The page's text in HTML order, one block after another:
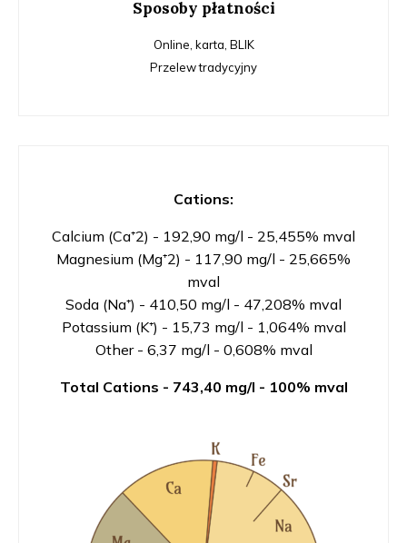
Sposoby płatności
Online, karta, BLIK
Przelew tradycyjny
Cations:
Calcium (Ca⁺2) - 192,90 mg/l - 25,455% mval
Magnesium (Mg⁺2) - 117,90 mg/l - 25,665%
mval
Soda (Na⁺) - 410,50 mg/l - 47,208% mval
Potassium (K⁺) - 15,73 mg/l - 1,064% mval
Other - 6,37 mg/l - 0,608% mval
Total Cations - 743,40 mg/l - 100% mval